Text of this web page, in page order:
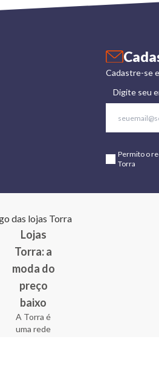
Cadastre-se
Digite seu
Permito o
Torra
Lojas
Torra: a
moda do
preço
baixo
A Torra é
uma rede